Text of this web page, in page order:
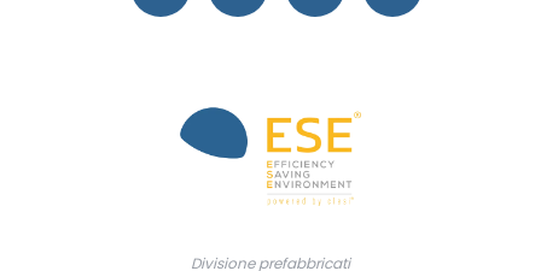
Divisione prefabbricati